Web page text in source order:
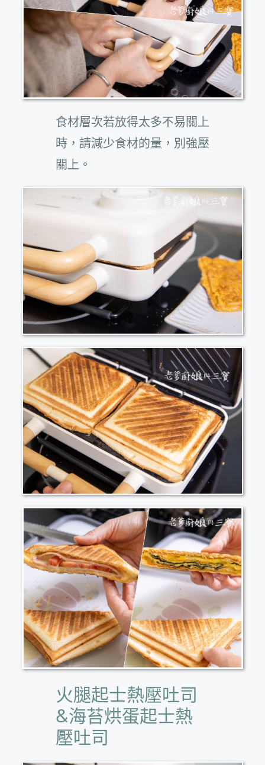
食材層次若放得太多不易關上
時，請減少食材的量，別強壓
關上。
火腿起士熱壓吐司
&海苔烘蛋起士熱
壓吐司